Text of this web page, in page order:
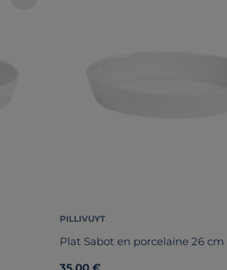
PILLIVUYT
Plat Sabot en porcelaine 26 cm